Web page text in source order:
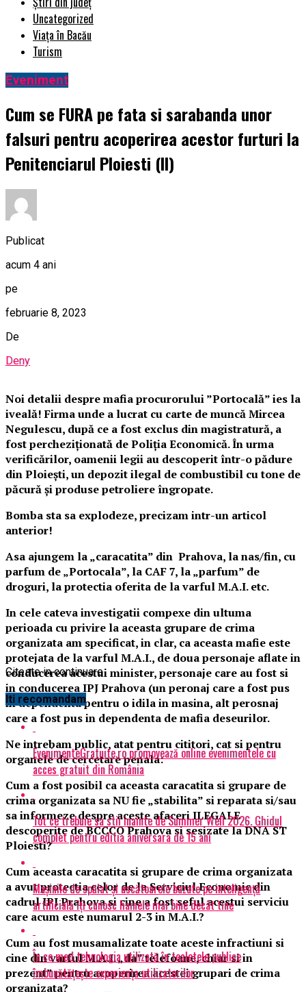
Uncategorized
Viața în Bacău
Turism
Eveniment
Cum se FURA pe fata si sarabanda unor
falsuri pentru acoperirea acestor furturi la
Penitenciarul Ploiesti (II)
Publicat
acum 4 ani
pe
februarie 8, 2023
De
Deny
Noi detalii despre mafia procurorului ”Portocală” ies la
iveală! Firma unde a lucrat cu carte de muncă Mircea
Negulescu, după ce a fost exclus din magistratură, a
fost percheziționată de Poliția Economică. În urma
verificărilor, oamenii legii au descoperit într-o pădure
din Ploiești, un depozit ilegal de combustibil cu tone de
păcură și produse petroliere îngropate.
Bomba sta sa explodeze, precizam intr-un articol
anterior!
Asa ajungem la „caracatita” din Prahova, la nas/fin, cu
parfum de „Portocala”, la CAF 7, la „parfum” de
droguri, la protectia oferita de la varful M.A.I. etc.
In cele cateva investigatii compexe din ultuma
perioada cu privire la aceasta grupare de crima
organizata am specificat, in clar, ca aceasta mafie este
protejata de la varful M.A.I., de doua personaje aflate in
conducerea acestui minister, personaje care au fost si
in conducerea IPJ Prahova (un peronaj care a fost pus
in dependenta pentru o idila in masina, alt perosnaj
care a fost pus in dependenta de mafia deseurilor.
Ne intrebam public, atat pentru cititori, cat si pentru
organele de cercetare penala:
Cum a fost posibil ca aceasta caracatita si grupare de
crima organizata sa NU fie „stabilita” si reparata si/sau
sa informeze despre aceste afaceri ILEGALE
descoperite de BCCCO Prahova si sesizate la DNA ST
Ploiesti?
Cum aceasta caracatita si grupare de crima organizata
a avut protectia celor de la Serviciul Economic din
cadrul IPJ Prahova si cine a fost seful acestui serviciu
care acum este numarul 2-3 in M.A.I.?
Cum au fost musamalizate toate aceste infractiuni si
cine din varful M.A.I. „da” telefoane, chiar si in
prezent” pentru acoperirea acestei grupari de crima
organizata?
Citeste in continuare
Iti recomandam
EvenimenteGratuite.ro promovează online evenimentele cu
acces gratuit din România
Tot ce trebuie sa stii inainte de Summer Well 2026. Ghidul
complet pentru editia aniversara de 15 ani
Mașinile de spălat și uscătoarele bazate pe inteligență
artificială îți cunosc hainele mai bine decât tine
În ce mod tehnologia utilizată în toaletele publice
îmbunătățește experiența utilizatorilor